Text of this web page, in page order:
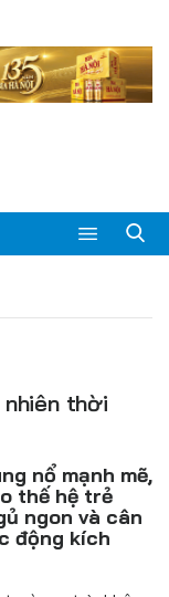
nhiên thời
nổ mạnh mẽ,
thế hệ trẻ
ngon và cân
động kích